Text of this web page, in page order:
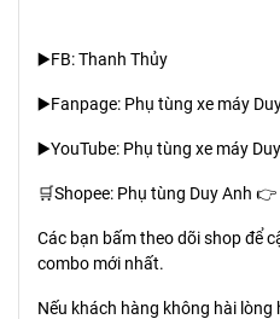
▶️FB: Thanh Thủy
▶️Fanpage: Phụ tùng xe máy
▶️YouTube: Phụ tùng xe máy
🛒Shopee: Phụ tùng Duy Anh 👉
Các bạn bấm theo dõi shop để
combo mới nhất.
Nếu khách hàng không hài lòng